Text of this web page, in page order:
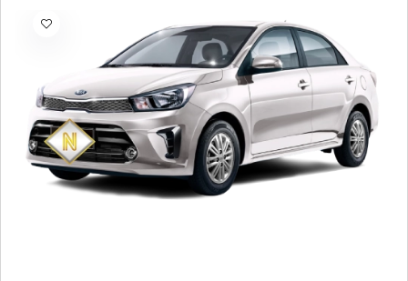
جينسيس
السعر
-
500